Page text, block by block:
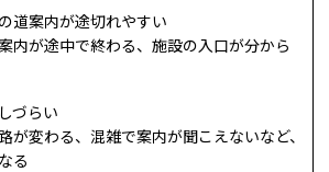
道案内が途切れやすい
内が途中で終わる、施設の入口が分から
づらい
が変わる、混雑で案内が聞こえないなど、
る